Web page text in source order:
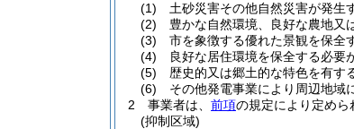
(1)
土砂災害その他自然災害が発生
(2)
豊かな自然環境、良好な農地又
(3)
市を象徴する優れた景観を保全
(4)
良好な居住環境を保全する必要
(5)
歴史的又は郷土的な特色を有す
(6)
その他発電事業により周辺地域
2
事業者は、 前項の規定により定めら
(抑制区域)